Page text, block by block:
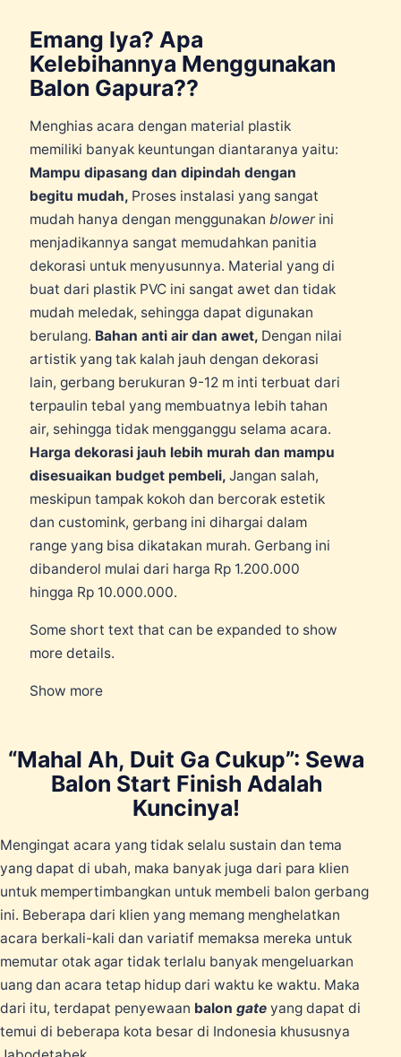
Emang Iya? Apa
Kelebihannya Menggunakan
Balon Gapura??
Menghias acara dengan material plastik
memiliki banyak keuntungan diantaranya yaitu:
Mampu dipasang dan dipindah dengan
begitu mudah, Proses instalasi yang sangat
mudah hanya dengan menggunakanblower ini
menjadikannya sangat memudahkan panitia
dekorasi untuk menyusunnya. Material yang di
buat dari plastik PVC ini sangat awet dan tidak
mudah meledak, sehingga dapat digunakan
berulang. Bahan anti air dan awet, Dengan nilai
artistik yang tak kalah jauh dengan dekorasi
lain, gerbang berukuran 9-12 m inti terbuat dari
terpaulin tebal yang membuatnya lebih tahan
air, sehingga tidak mengganggu selama acara.
Harga dekorasi jauh lebih murah dan mampu
disesuaikan budget pembeli,Jangan salah,
meskipun tampak kokoh dan bercorak estetik
dan customink, gerbang ini dihargai dalam
range yang bisa dikatakan murah. Gerbang ini
dibanderol mulai dari harga Rp 1.200.000
hingga Rp 10.000.000.
Some short text that can be expanded to show
more details.
Show more
“Mahal Ah, Duit Ga Cukup”: Sewa
Balon Start Finish Adalah
Kuncinya!
Mengingat acara yang tidak selalu sustain dan tema
yang dapat di ubah, maka banyak juga dari para klien
untuk mempertimbangkan untuk membeli balon gerbang
ini. Beberapa dari klien yang memang menghelatkan
acara berkali-kali dan variatif memaksa mereka untuk
memutar otak agar tidak terlalu banyak mengeluarkan
uang dan acara tetap hidup dari waktu ke waktu. Maka
dari itu, terdapat penyewaan balon gate yang dapat di
temui di beberapa kota besar di Indonesia khususnya